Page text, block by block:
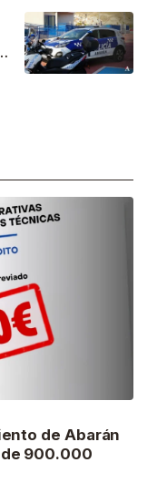
de Abarán
900.000